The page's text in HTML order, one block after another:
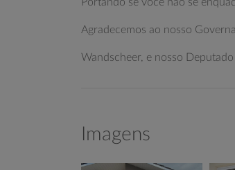
Agradecemos ao nosso
Wandscheer, e nosso Deputado
Imagens